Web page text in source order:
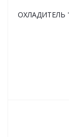
ОХЛАДИТЕЛЬ